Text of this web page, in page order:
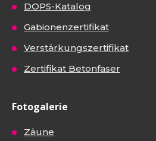
DOPS-Katalog
Gabionenzertifikat
Verstärkungszertifikat
Zertifikat Betonfaser
Fotogalerie
Zäune